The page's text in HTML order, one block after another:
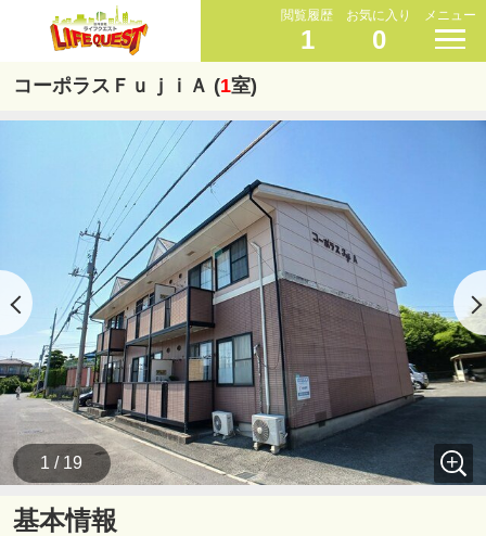
閲覧履歴
1
お気に入り
0
メニュー
コーポラスＦｕｊｉＡ (1室)
1 / 19
基本情報